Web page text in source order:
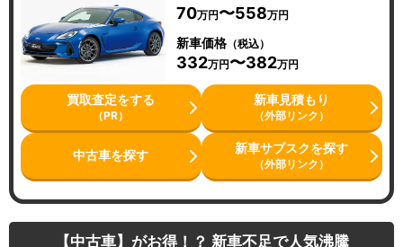
70万円〜558万円
新車価格（税込）
332万円〜382万円
買取査定をする
（PR）
新車見積もり
（外部リンク）
中古車を探す 新車サブスクを探す
（外部リンク）
【中古車】がお得！？ 新車不足で人気沸騰